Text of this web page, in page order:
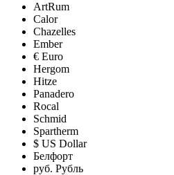
ArtRum
Calor
Chazelles
Ember
€ Euro
Hergom
Hitze
Panadero
Rocal
Schmid
Spartherm
$ US Dollar
Белфорт
руб. Рубль